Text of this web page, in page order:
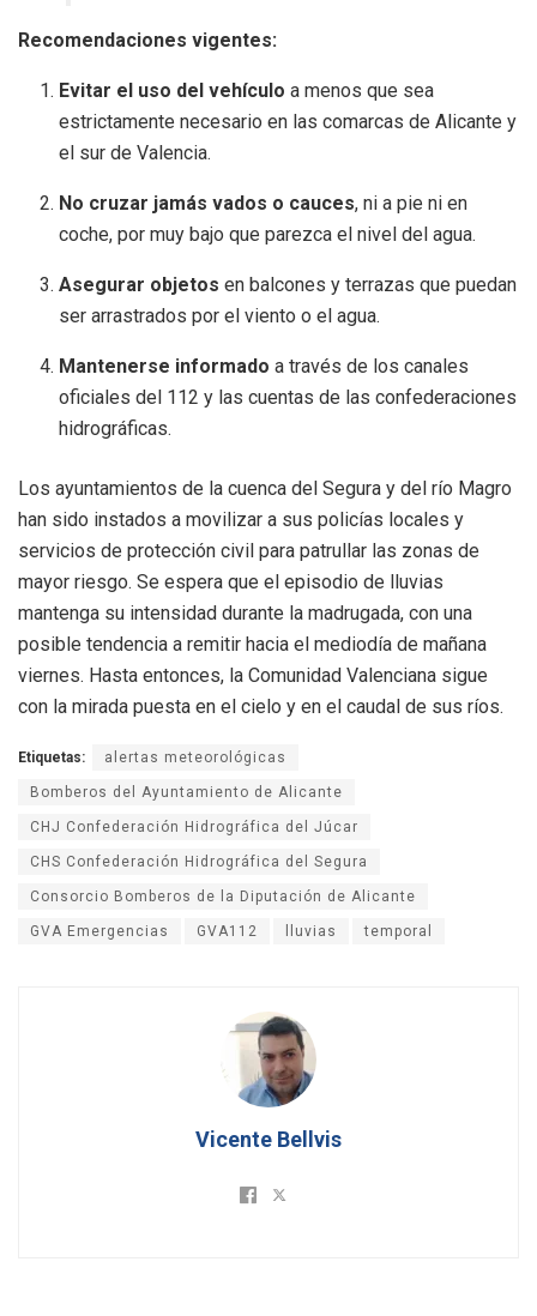
Recomendaciones vigentes:
Evitar el uso del vehículo a menos que sea
estrictamente necesario en las comarcas de Alicante y
el sur de Valencia.
No cruzar jamás vados o cauces, ni a pie ni en
coche, por muy bajo que parezca el nivel del agua.
Asegurar objetos en balcones y terrazas que puedan
ser arrastrados por el viento o el agua.
Mantenerse informado a través de los canales
oficiales del 112 y las cuentas de las confederaciones
hidrográficas.
Los ayuntamientos de la cuenca del Segura y del río Magro
han sido instados a movilizar a sus policías locales y
servicios de protección civil para patrullar las zonas de
mayor riesgo. Se espera que el episodio de lluvias
mantenga su intensidad durante la madrugada, con una
posible tendencia a remitir hacia el mediodía de mañana
viernes. Hasta entonces, la Comunidad Valenciana sigue
con la mirada puesta en el cielo y en el caudal de sus ríos.
Etiquetas: alertas meteorológicas
Bomberos del Ayuntamiento de Alicante
CHJ Confederación Hidrográfica del Júcar
CHS Confederación Hidrográfica del Segura
Consorcio Bomberos de la Diputación de Alicante
GVA Emergencias GVA112 lluvias temporal
Vicente Bellvis